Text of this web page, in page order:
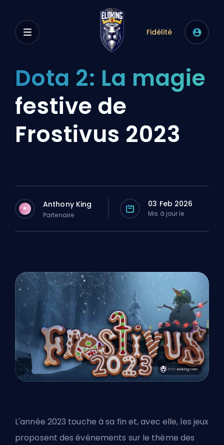
Fidélité
Dota 2: La magie
festive de
Frostivus 2023
A Anthony King
Partenaire
03 Feb 2026
Mis à jour le
L'année 2023 touche à sa fin et, avec elle, les jeux
proposent des événements sur le thème des